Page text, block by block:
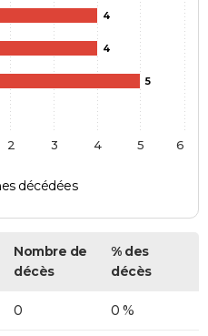
4
4
5
décédées
2 3 4 5 6
Nombre de
décès
% des
décès
0 0 %